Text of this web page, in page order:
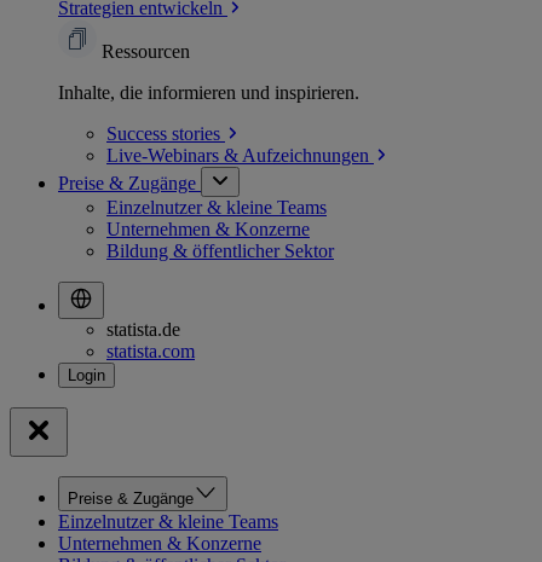
Strategien entwickeln
Ressourcen
Inhalte, die informieren und inspirieren.
Success stories
Live-Webinars & Aufzeichnungen
Preise & Zugänge
Einzelnutzer & kleine Teams
Unternehmen & Konzerne
Bildung & öffentlicher Sektor
statista.de
statista.com
Preise & Zugänge
Einzelnutzer & kleine Teams
Unternehmen & Konzerne